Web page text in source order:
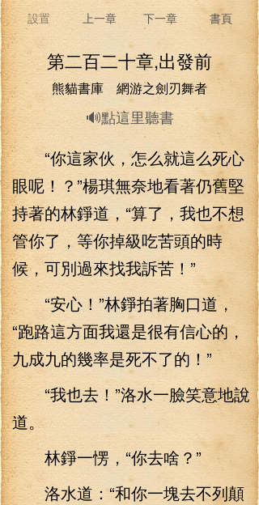
設置 上一章 下一章 書頁
第二百二十章,出發前
熊貓書庫 網游之劍刃舞者
🔊點這里聽書
“你這家伙，怎么就這么死心
眼呢！？”楊琪無奈地看著仍舊堅
持著的林錚道，“算了，我也不想
管你了，等你掉級吃苦頭的時
候，可別過來找我訴苦！”
“安心！”林錚拍著胸口道，
“跑路這方面我還是很有信心的，
九成九的幾率是死不了的！”
“我也去！”洛水一臉笑意地說
道。
林錚一愣，“你去啥？”
洛水道：“和你一塊去不列顛